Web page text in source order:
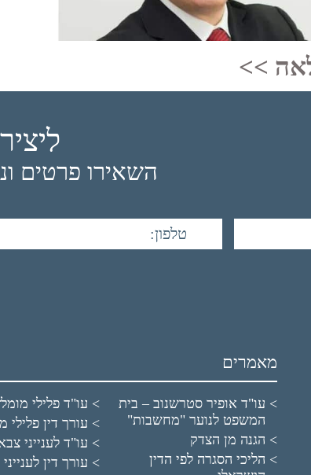
>>
השאירו פרטים
מאמרים
עו"ד אופיר סטרשנוב – בית
המשפט לנוער "מחשבות"
הגנה מן הצדק
הליכי הסגרה לפי הדין
עו"ד פלילי
עורך דין פלילי
עו"ד לענייני
עורך דין